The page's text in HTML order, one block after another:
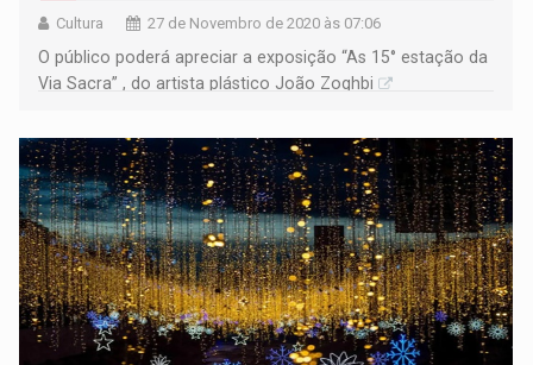
Cultura 27 de Novembro de 2020 às 07:06
O público poderá apreciar a exposição “As 15° estação da
Via Sacra” , do artista plástico João Zoghbi